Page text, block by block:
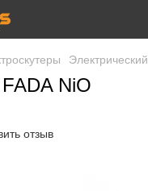
NiO
отзыв